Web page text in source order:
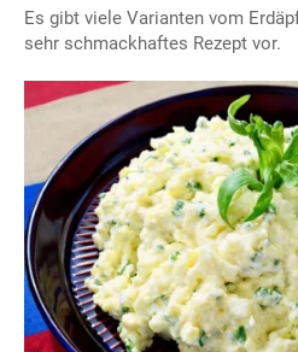
Es gibt viele Varianten vom
sehr schmackhaftes Rezept vor.